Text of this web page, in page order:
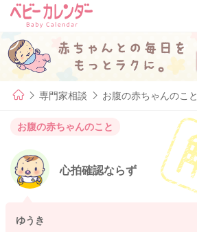
専門家相談 お腹の赤ちゃんのこと
お腹の赤ちゃんのこと
心拍確認ならず
ゆうき